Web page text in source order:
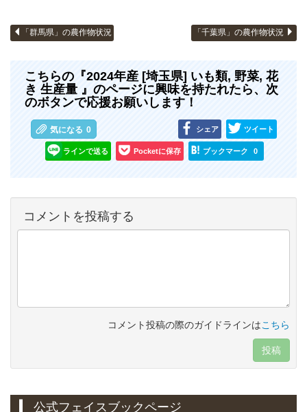
「群馬県」の農作物状況 「千葉県」の農作物状況
こちらの『2024年産 [埼玉県] いも類, 野菜, 花
き 生産量 』のページに興味を持たれたら、次
のボタンで応援お願いします！
気になる 0 シェア ツイート
ラインで送る Pocketに保存 ブックマーク 0
コメントを投稿する
コメント投稿の際のガイドラインはこちら
投稿
公式フェイスブックページ